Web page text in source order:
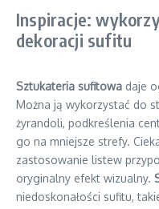
Inspiracje:
dekoracji sufitu
Sztukateria sufitowa daje
Można ją wykorzystać do
żyrandoli, podkreślenia
go na mniejsze strefy.
zastosowanie listew
oryginalny efekt wizualny.
niedoskonałości sufitu,